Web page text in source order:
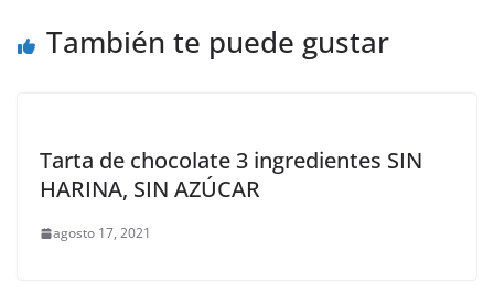
También te puede gustar
Tarta de chocolate 3 ingredientes SIN
HARINA, SIN AZÚCAR
agosto 17, 2021